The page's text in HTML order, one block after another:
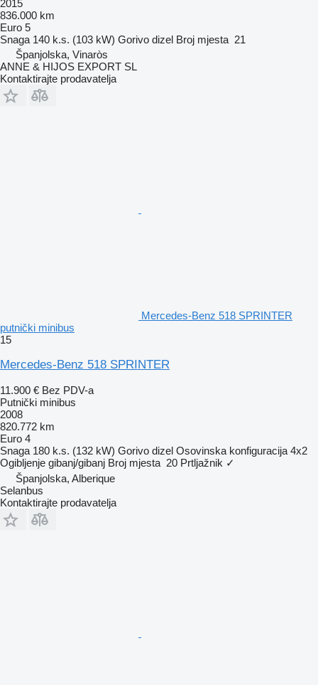
2015
836.000 km
Euro 5
Snaga 140 k.s. (103 kW) Gorivo dizel Broj mjesta 21
Španjolska, Vinaròs
ANNE & HIJOS EXPORT SL
Kontaktirajte prodavatelja
Mercedes-Benz 518 SPRINTER
putnički minibus
15
Mercedes-Benz 518 SPRINTER
11.900 € Bez PDV-a
Putnički minibus
2008
820.772 km
Euro 4
Snaga 180 k.s. (132 kW) Gorivo dizel Osovinska konfiguracija 4x2
Ogibljenje gibanj/gibanj Broj mjesta 20 Prtljažnik ✓
Španjolska, Alberique
Selanbus
Kontaktirajte prodavatelja